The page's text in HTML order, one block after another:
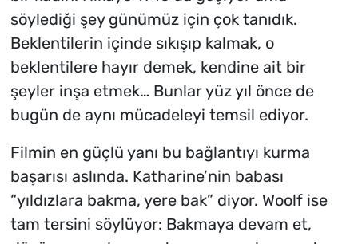
söylediği şey günümüz için çok tanıdık.
Beklentilerin içinde sıkışıp kalmak, o
beklentilere hayır demek, kendine ait bir
şeyler inşa etmek… Bunlar yüz yıl önce de
bugün de aynı mücadeleyi temsil ediyor.
Filmin en güçlü yanı bu bağlantıyı kurma
başarısı aslında. Katharine’nin babası
“yıldızlara bakma, yere bak” diyor. Woolf ise
tam tersini söylüyor: Bakmaya devam et,